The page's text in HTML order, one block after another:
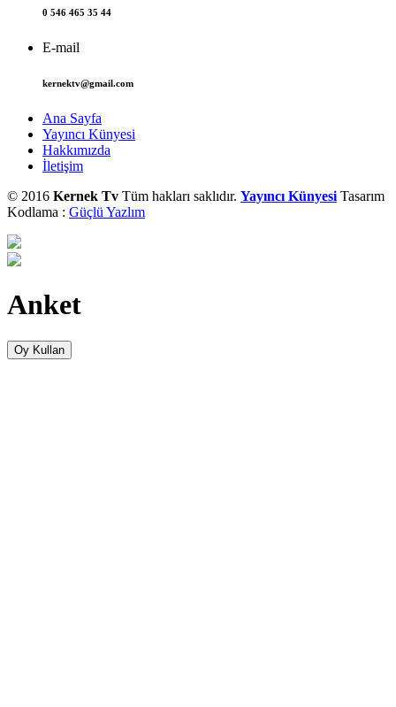
0 546 465 35 44
E-mail
kernektv@gmail.com
Ana Sayfa
Yayıncı Künyesi
Hakkımızda
İletişim
© 2016 Kernek Tv Tüm hakları saklıdır. Yayıncı Künyesi Tasarım
Kodlama : Güçlü Yazlım
Anket